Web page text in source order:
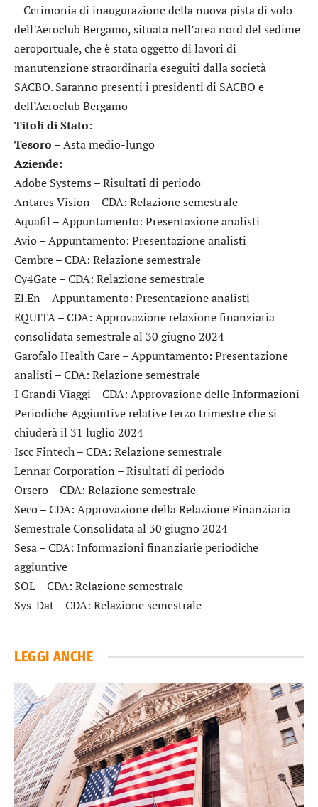
– Cerimonia di inaugurazione della nuova pista di volo
dell’Aeroclub Bergamo, situata nell’area nord del sedime
aeroportuale, che è stata oggetto di lavori di
manutenzione straordinaria eseguiti dalla società
SACBO. Saranno presenti i presidenti di SACBO e
dell’Aeroclub Bergamo
Titoli di Stato:
Tesoro – Asta medio-lungo
Aziende:
Adobe Systems – Risultati di periodo
Antares Vision – CDA: Relazione semestrale
Aquafil – Appuntamento: Presentazione analisti
Avio– Appuntamento: Presentazione analisti
Cembre– CDA: Relazione semestrale
Cy4Gate– CDA: Relazione semestrale
El.En – Appuntamento: Presentazione analisti
EQUITA– CDA: Approvazione relazione finanziaria
consolidata semestrale al 30 giugno 2024
Garofalo Health Care– Appuntamento: Presentazione
analisti – CDA: Relazione semestrale
I Grandi Viaggi – CDA: Approvazione delle Informazioni
Periodiche Aggiuntive relative terzo trimestre che si
chiuderà il 31 luglio 2024
Iscc Fintech– CDA: Relazione semestrale
Lennar Corporation – Risultati di periodo
Orsero– CDA: Relazione semestrale
Seco– CDA: Approvazione della Relazione Finanziaria
Semestrale Consolidata al 30 giugno 2024
Sesa– CDA: Informazioni finanziarie periodiche
aggiuntive
SOL– CDA: Relazione semestrale
Sys-Dat– CDA: Relazione semestrale
LEGGI ANCHE